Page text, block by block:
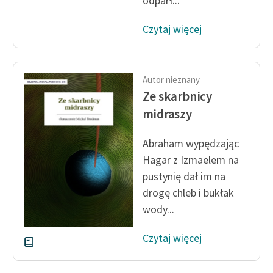
Czytaj więcej
Autor nieznany
Ze skarbnicy
midraszy
Abraham wypędzając
Hagar z Izmaelem na
pustynię dał im na
drogę chleb i bukłak
wody...
Czytaj więcej